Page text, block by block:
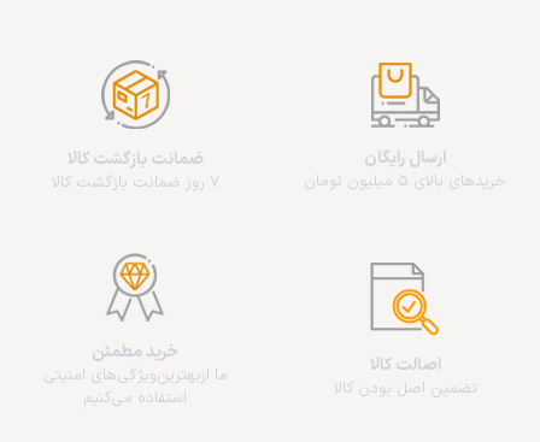
ارسال رایگان
خریدهای بالای 5 میلیون تومان
ضمانت بازگشت کالا
7 روز ضمانت بازگشت کالا
اصالت کالا
تضمین اصل بودن کالا
خرید مطمئن
ما از‌بهترین‌ویژگی‌های امنیتی
استفاده می‌کنیم